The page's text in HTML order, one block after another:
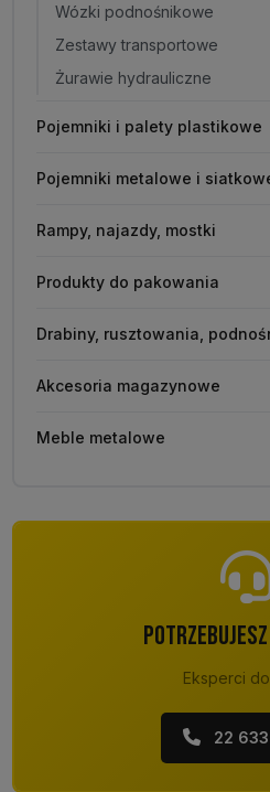
Wózki podnośnikowe
Zestawy transportowe
Żurawie hydrauliczne
Pojemniki i palety plastikowe
Pojemniki metalowe i
Rampy, najazdy, mostki
Produkty do pakowania
Drabiny, rusztowania,
Akcesoria magazynowe
Meble metalowe
Eksperci
22 633